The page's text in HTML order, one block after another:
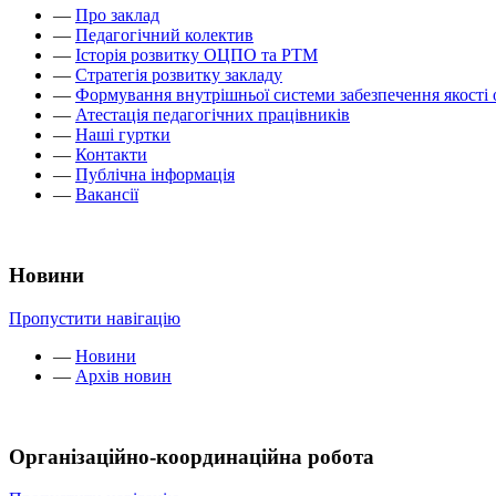
— Про заклад
— Педагогічний колектив
— Історія розвитку ОЦПО та РТМ
— Стратегія розвитку закладу
— Формування внутрішньої системи забезпечення якості
— Атестація педагогічних працівників
— Наші гуртки
— Контакти
— Публічна інформація
— Вакансії
Новини
Пропустити навігацію
— Новини
— Архів новин
Організаційно-координаційна робота